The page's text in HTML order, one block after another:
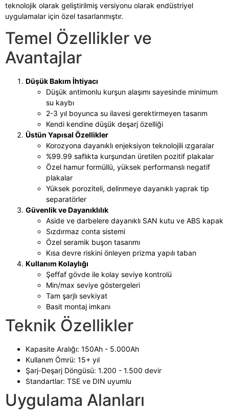
teknolojik olarak geliştirilmiş versiyonu olarak endüstriyel
uygulamalar için özel tasarlanmıştır.
Temel Özellikler ve
Avantajlar
Düşük Bakım İhtiyacı
Düşük antimonlu kurşun alaşımı sayesinde minimum
su kaybı
2-3 yıl boyunca su ilavesi gerektirmeyen tasarım
Kendi kendine düşük deşarj özelliği
Üstün Yapısal Özellikler
Korozyona dayanıklı enjeksiyon teknolojili ızgaralar
%99.99 saflıkta kurşundan üretilen pozitif plakalar
Özel hamur formüllü, yüksek performanslı negatif
plakalar
Yüksek poroziteli, delinmeye dayanıklı yaprak tip
separatörler
Güvenlik ve Dayanıklılık
Aside ve darbelere dayanıklı SAN kutu ve ABS kapak
Sızdırmaz conta sistemi
Özel seramik buşon tasarımı
Kısa devre riskini önleyen prizma yapılı taban
Kullanım Kolaylığı
Şeffaf gövde ile kolay seviye kontrolü
Min/max seviye göstergeleri
Tam şarjlı sevkiyat
Basit montaj imkanı
Teknik Özellikler
Kapasite Aralığı: 150Ah - 5.000Ah
Kullanım Ömrü: 15+ yıl
Şarj-Deşarj Döngüsü: 1.200 - 1.500 devir
Standartlar: TSE ve DIN uyumlu
Uygulama Alanları